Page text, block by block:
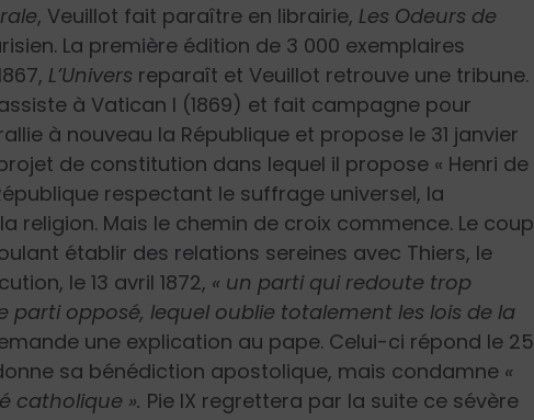
, Veuillot fait paraître en librairie, Les Odeurs de
La première édition de 3 000 exemplaires
L’Univers reparaît et Veuillot retrouve une tribune.
à Vatican I (1869) et fait campagne pour
à nouveau la République et propose le 31 janvier
de constitution dans lequel il propose « Henri de
respectant le suffrage universel, la
religion. Mais le chemin de croix commence. Le coup
établir des relations sereines avec Thiers, le
le 13 avril 1872, « un parti qui redoute trop
parti opposé, lequel oublie totalement les lois de la
une explication au pape. Celui-ci répond le 25
sa bénédiction apostolique, mais condamne «
catholique ». Pie IX regrettera par la suite ce sévère